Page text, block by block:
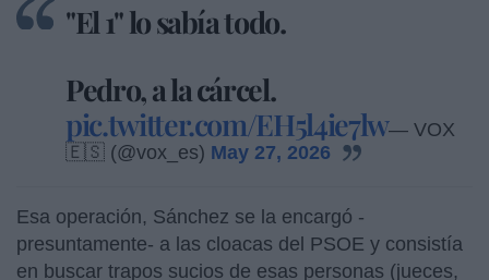
"El 1" lo sabía todo.
Pedro, a la cárcel.
pic.twitter.com/EH5l4ie7lw— VOX
🇪🇸 (@vox_es) May 27, 2026
Esa operación, Sánchez se la encargó -
presuntamente- a las cloacas del PSOE y consistía
en buscar trapos sucios de esas personas (jueces,